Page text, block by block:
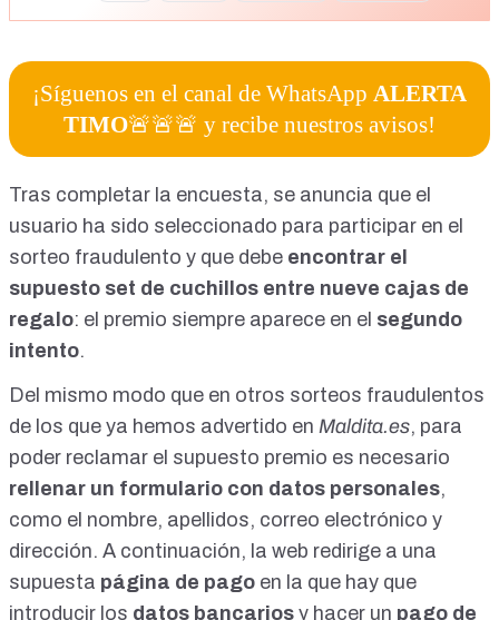
¡Síguenos en el canal de WhatsApp ALERTA
TIMO🚨🚨🚨 y recibe nuestros avisos!
Tras completar la encuesta, se anuncia que el
usuario ha sido seleccionado para participar en el
sorteo fraudulento y que debe encontrar el
supuesto set de cuchillos entre nueve cajas de
regalo: el premio siempre aparece en el segundo
intento.
Del mismo modo que en otros sorteos fraudulentos
de los que ya hemos advertido en Maldita.es, para
poder reclamar el supuesto premio es necesario
rellenar un formulario con datos personales,
como el nombre, apellidos, correo electrónico y
dirección. A continuación, la web redirige a una
supuesta página de pago en la que hay que
introducir los datos bancarios y hacer un pago de